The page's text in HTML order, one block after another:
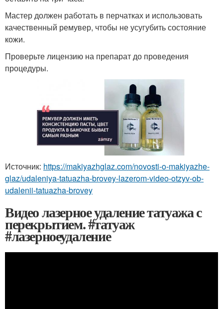
Мастер должен работать в перчатках и использовать
качественный ремувер, чтобы не усугубить состояние
кожи.
Проверьте лицензию на препарат до проведения
процедуры.
Источник: https://makiyazhglaz.com/novosti-o-makiyazhe-
glaz/udaleniya-tatuazha-brovey-lazerom-video-otzyv-ob-
udalenii-tatuazha-brovey
Видео лазерное удаление татуажа с
перекрытием. #татуаж
#лазерноеудаление